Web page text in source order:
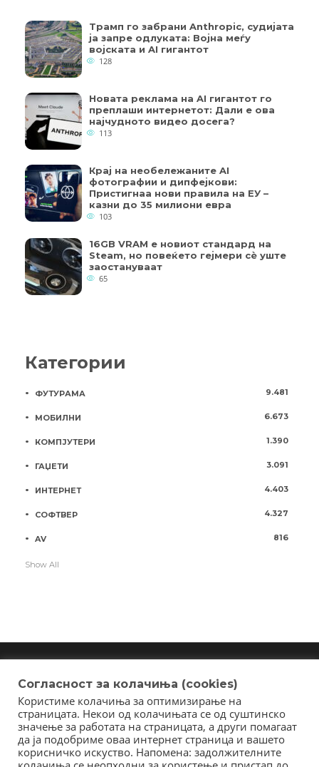
Трамп го забрани Anthropic, судијата
ја запре одлуката: Војна меѓу
војската и AI гигантот
128
Новата реклама на AI гигантот го
преплаши интернетот: Дали е ова
најчудното видео досега?
113
Крај на необележаните AI
фотографии и дипфејкови:
Пристигнаа нови правила на ЕУ –
казни до 35 милиони евра
103
16GB VRAM е новиот стандард на
Steam, но повеќето гејмери ​​сè уште
заостануваат
65
Категории
ФУТУРАМА 9.481
МОБИЛНИ 6.673
КОМПЈУТЕРИ 1.390
ГАЏЕТИ 3.091
ИНТЕРНЕТ 4.403
СОФТВЕР 4.327
AV 816
Show All
Copyright © 2018 - Member of IAB Macedonia
Member of Clip Media Group / 2017
Согласност за колачиња (cookies)
Користиме колачиња за оптимизирање на
страницата. Некои од колачињата се од суштинско
значење за работата на страницата, а други помагаат
да ја подобриме оваа интернет страница и вашето
корисничко искуство. Напомена: задолжителните